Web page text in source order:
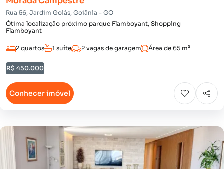
Rua 56, Jardim Goiás, Goiânia - GO
Ótima localização próximo parque Flamboyant, Shopping
Flamboyant
2 quartos 1 suíte 2 vagas de garagem Área de 65 m²
R$ 450.000
Conhecer imóvel